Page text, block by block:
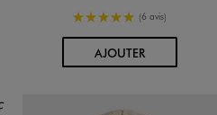
5/5 de moyenne
(6 avis)
AJOUTERAU PANIER